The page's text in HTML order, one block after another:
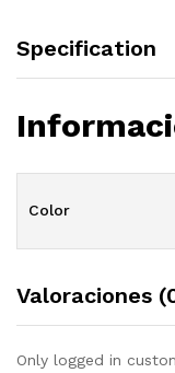
Specification
Color
Valoraciones
Only logged in